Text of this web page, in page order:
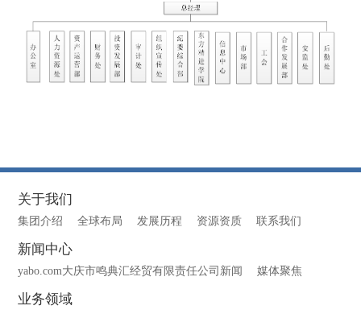
关于我们
集团介绍 全球布局 发展历程 资源资质 联系我们
新闻中心
yabo.com大庆市鸣典汇经贸有限责任公司新闻 媒体聚焦
业务领域